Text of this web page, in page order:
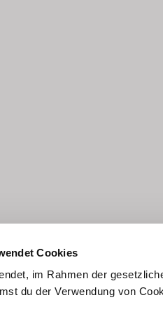
Cookies
im Rahmen der
du der Verwendung von